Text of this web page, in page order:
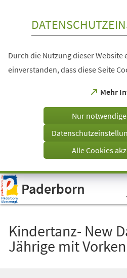
Visuelle
Assistenzsoftware
öffnen.
Durch die Nutzung dieser Website
einverstanden, dass diese Seite
Mehr
(Öffnet
einem
Tab)
Nur
Alle Cookies
Paderborn
Kindertanz- New
Jährige mit